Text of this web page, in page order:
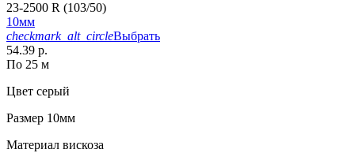
23-2500 R (103/50)
10мм
checkmark_alt_circleВыбрать
54.39 р.
По 25 м
Цвет серый
Размер 10мм
Материал вискоза